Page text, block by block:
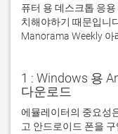
퓨터 용 데스크톱 응
치해야하기 때문입니
Manorama Weekly
1 : Windows 용
다운로드
에뮬레이터의 중요성
고 안드로이드 폰을